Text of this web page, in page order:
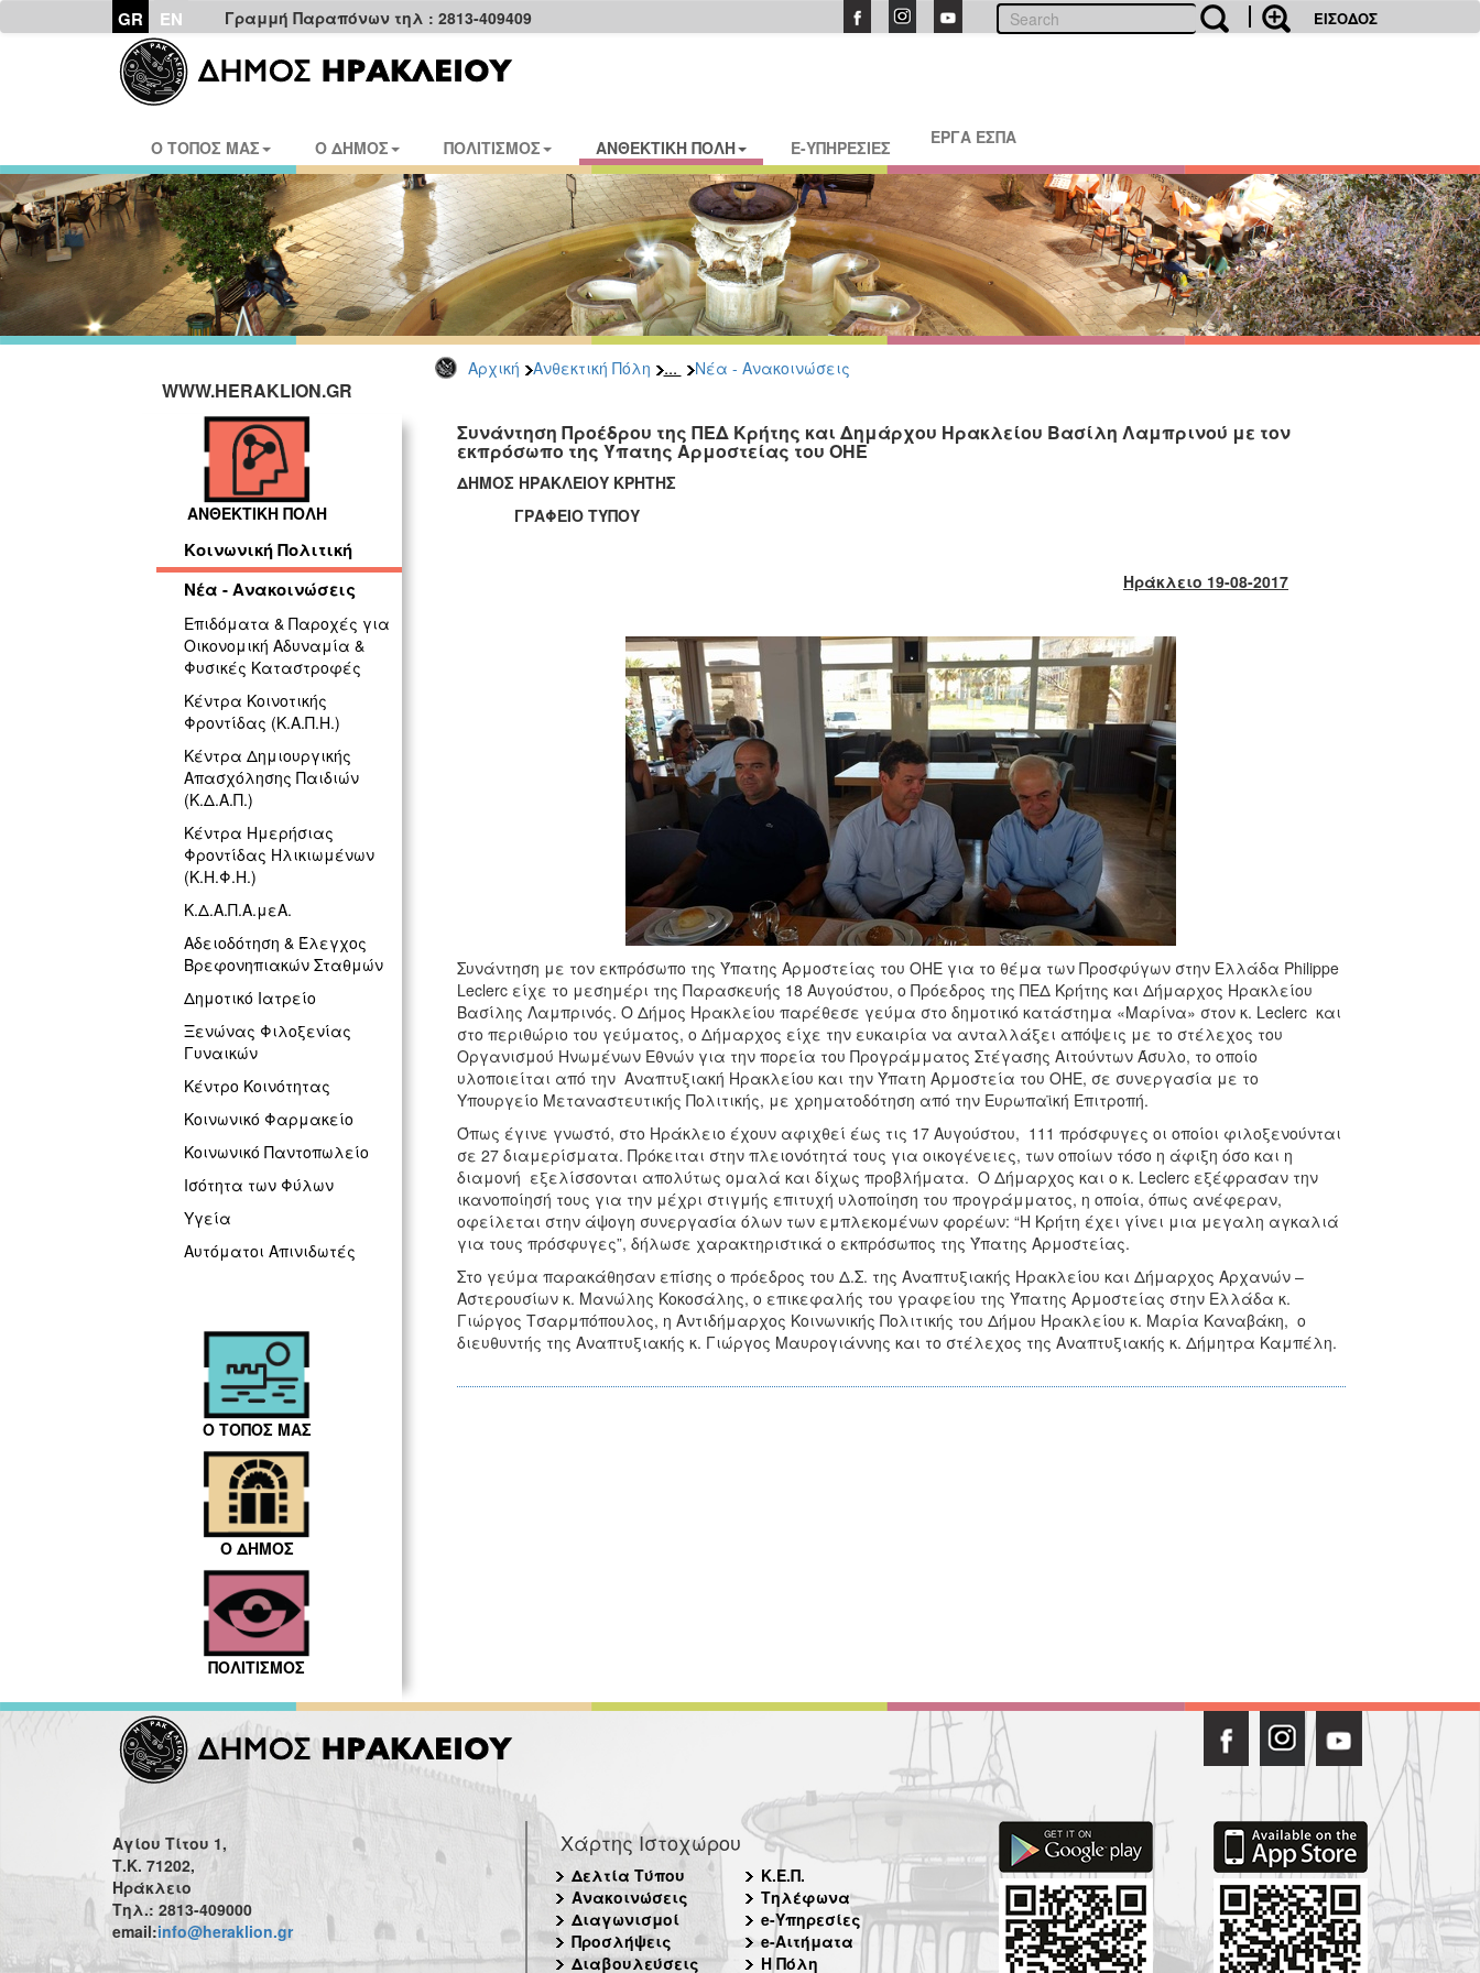
GR EN Γραμμή Παραπόνων τηλ : 2813-409409 ΕΙΣΟΔΟΣ
Ο ΤΟΠΟΣ ΜΑΣ Ο ΔΗΜΟΣ ΠΟΛΙΤΙΣΜΟΣ ΑΝΘΕΚΤΙΚΗ ΠΟΛΗ E-ΥΠΗΡΕΣΙΕΣ ΕΡΓΑ ΕΣΠΑ
Αρχική Ανθεκτική Πόλη ... Νέα - Ανακοινώσεις
WWW.HERAKLION.GR
ΑΝΘΕΚΤΙΚΗ ΠΟΛΗ
Κοινωνική Πολιτική
Νέα - Ανακοινώσεις
Επιδόματα & Παροχές για
Οικονομική Αδυναμία &
Φυσικές Καταστροφές
Κέντρα Κοινοτικής
Φροντίδας (Κ.Α.Π.Η.)
Κέντρα Δημιουργικής
Απασχόλησης Παιδιών
(Κ.Δ.Α.Π.)
Κέντρα Ημερήσιας
Φροντίδας Ηλικιωμένων
(Κ.Η.Φ.Η.)
Κ.Δ.Α.Π.Α.μεΑ.
Αδειοδότηση & Έλεγχος
Βρεφονηπιακών Σταθμών
Δημοτικό Ιατρείο
Ξενώνας Φιλοξενίας
Γυναικών
Κέντρο Κοινότητας
Κοινωνικό Φαρμακείο
Κοινωνικό Παντοπωλείο
Ισότητα των Φύλων
Υγεία
Αυτόματοι Απινιδωτές
Ο ΤΟΠΟΣ ΜΑΣ
Ο ΔΗΜΟΣ
ΠΟΛΙΤΙΣΜΟΣ
Συνάντηση Προέδρου της ΠΕΔ Κρήτης και Δημάρχου Ηρακλείου Βασίλη Λαμπρινού με τον
εκπρόσωπο της Ύπατης Αρμοστείας του ΟΗΕ
ΔΗΜΟΣ ΗΡΑΚΛΕΙΟΥ ΚΡΗΤΗΣ
ΓΡΑΦΕΙΟ ΤΥΠΟΥ
Ηράκλειο 19-08-2017
Συνάντηση με τον εκπρόσωπο της Ύπατης Αρμοστείας του ΟΗΕ για το θέμα των Προσφύγων στην Ελλάδα Philippe
Leclerc είχε το μεσημέρι της Παρασκευής 18 Αυγούστου, ο Πρόεδρος της ΠΕΔ Κρήτης και Δήμαρχος Ηρακλείου
Βασίλης Λαμπρινός. Ο Δήμος Ηρακλείου παρέθεσε γεύμα στο δημοτικό κατάστημα «Μαρίνα» στον κ. Leclerc και
στο περιθώριο του γεύματος, ο Δήμαρχος είχε την ευκαιρία να ανταλλάξει απόψεις με το στέλεχος του
Οργανισμού Ηνωμένων Εθνών για την πορεία του Προγράμματος Στέγασης Αιτούντων Άσυλο, το οποίο
υλοποιείται από την Αναπτυξιακή Ηρακλείου και την Ύπατη Αρμοστεία του ΟΗΕ, σε συνεργασία με το
Υπουργείο Μεταναστευτικής Πολιτικής, με χρηματοδότηση από την Ευρωπαϊκή Επιτροπή.
Όπως έγινε γνωστό, στο Ηράκλειο έχουν αφιχθεί έως τις 17 Αυγούστου, 111 πρόσφυγες οι οποίοι φιλοξενούνται
σε 27 διαμερίσματα. Πρόκειται στην πλειονότητά τους για οικογένειες, των οποίων τόσο η άφιξη όσο και η
διαμονή εξελίσσονται απολύτως ομαλά και δίχως προβλήματα. Ο Δήμαρχος και ο κ. Leclerc εξέφρασαν την
ικανοποίησή τους για την μέχρι στιγμής επιτυχή υλοποίηση του προγράμματος, η οποία, όπως ανέφεραν,
οφείλεται στην άψογη συνεργασία όλων των εμπλεκομένων φορέων: “Η Κρήτη έχει γίνει μια μεγαλη αγκαλιά
για τους πρόσφυγες”, δήλωσε χαρακτηριστικά ο εκπρόσωπος της Ύπατης Αρμοστείας.
Στο γεύμα παρακάθησαν επίσης ο πρόεδρος του Δ.Σ. της Αναπτυξιακής Ηρακλείου και Δήμαρχος Αρχανών –
Αστερουσίων κ. Μανώλης Κοκοσάλης, ο επικεφαλής του γραφείου της Ύπατης Αρμοστείας στην Ελλάδα κ.
Γιώργος Τσαρμπόπουλος, η Αντιδήμαρχος Κοινωνικής Πολιτικής του Δήμου Ηρακλείου κ. Μαρία Καναβάκη, ο
διευθυντής της Αναπτυξιακής κ. Γιώργος Μαυρογιάννης και το στέλεχος της Αναπτυξιακής κ. Δήμητρα Καμπέλη.
Αγίου Τίτου 1,
Τ.Κ. 71202,
Ηράκλειο
Τηλ.: 2813-409000
email:info@heraklion.gr
Χάρτης Ιστοχώρου
Δελτία Τύπου
Ανακοινώσεις
Διαγωνισμοί
Προσλήψεις
Διαβουλεύσεις
Κ.Ε.Π.
Τηλέφωνα
e-Υπηρεσίες
e-Αιτήματα
Η Πόλη